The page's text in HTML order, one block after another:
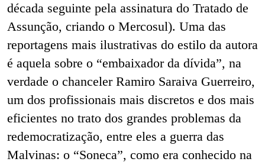
década seguinte pela assinatura do Tratado de
Assunção, criando o Mercosul). Uma das
reportagens mais ilustrativas do estilo da autora
é aquela sobre o “embaixador da dívida”, na
verdade o chanceler Ramiro Saraiva Guerreiro,
um dos profissionais mais discretos e dos mais
eficientes no trato dos grandes problemas da
redemocratização, entre eles a guerra das
Malvinas: o “Soneca”, como era conhecido na